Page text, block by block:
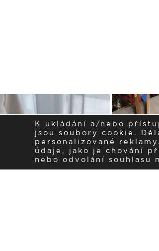
K ukládání a/nebo
jsou soubory cookie.
personalizované
údaje, jako je chování
nebo odvolání